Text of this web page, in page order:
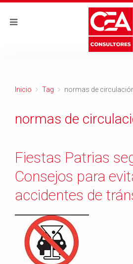
Inicio Tag normas de
normas de
Fiestas Patrias
Consejos para
accidentes de